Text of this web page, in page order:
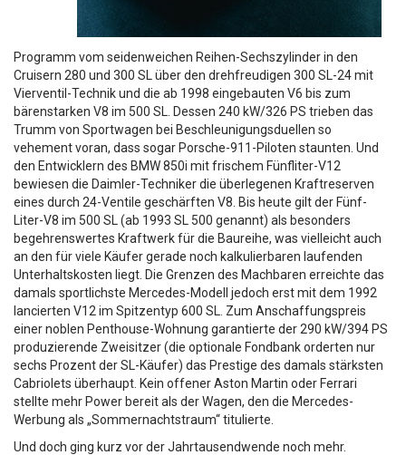
Programm vom seidenweichen Reihen-Sechszylinder in den
Cruisern 280 und 300 SL über den drehfreudigen 300 SL-24 mit
Vierventil-Technik und die ab 1998 eingebauten V6 bis zum
bärenstarken V8 im 500 SL. Dessen 240 kW/326 PS trieben das
Trumm von Sportwagen bei Beschleunigungsduellen so
vehement voran, dass sogar Porsche-911-Piloten staunten. Und
den Entwicklern des BMW 850i mit frischem Fünfliter-V12
bewiesen die Daimler-Techniker die überlegenen Kraftreserven
eines durch 24-Ventile geschärften V8. Bis heute gilt der Fünf-
Liter-V8 im 500 SL (ab 1993 SL 500 genannt) als besonders
begehrenswertes Kraftwerk für die Baureihe, was vielleicht auch
an den für viele Käufer gerade noch kalkulierbaren laufenden
Unterhaltskosten liegt. Die Grenzen des Machbaren erreichte das
damals sportlichste Mercedes-Modell jedoch erst mit dem 1992
lancierten V12 im Spitzentyp 600 SL. Zum Anschaffungspreis
einer noblen Penthouse-Wohnung garantierte der 290 kW/394 PS
produzierende Zweisitzer (die optionale Fondbank orderten nur
sechs Prozent der SL-Käufer) das Prestige des damals stärksten
Cabriolets überhaupt. Kein offener Aston Martin oder Ferrari
stellte mehr Power bereit als der Wagen, den die Mercedes-
Werbung als „Sommernachtstraum“ titulierte.
Und doch ging kurz vor der Jahrtausendwende noch mehr.